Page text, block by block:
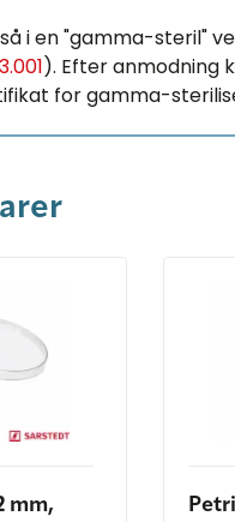
i en "gamma-steril"
). Efter anmodning
for gamma-
mm,